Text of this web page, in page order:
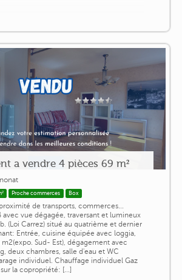
a vendre 4 pièces 69 m²
Proche commerces Box
de transports, commerces...
avec vue dégagée, traversant et lumineux
(Loi Carrez) situé au quatrième et dernier
Entrée, cuisine équipée avec loggia,
Sud- Est), dégagement avec
deux chambres, salle d'eau et WC
individuel. Chauffage individuel Gaz
la copropriété: [...]